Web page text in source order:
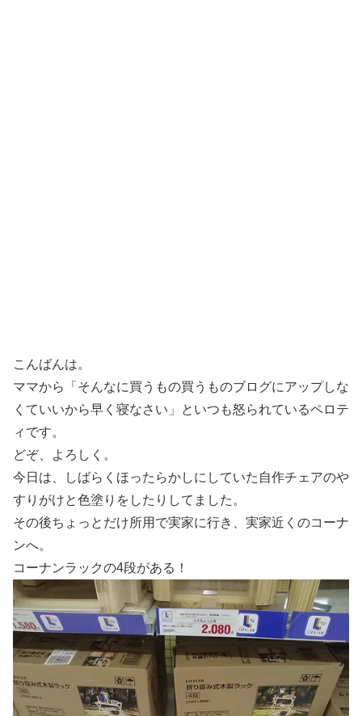
こんばんは。
ママから「そんなに買うもの買うものブログにアップしな
くていいから早く寝なさい」といつも怒られているペロテ
ィです。
どぞ、よろしく。
今日は、しばらくほったらかしにしていた自作チェアのや
すりがけと色塗りをしたりしてました。
その後ちょっとだけ所用で実家に行き、実家近くのコーナ
ンへ。
コーナンラックの4段がある！